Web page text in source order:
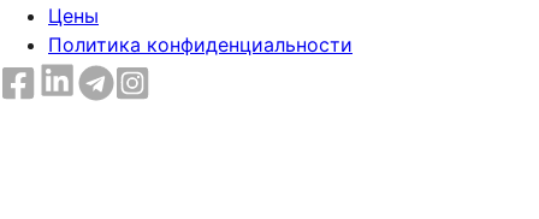
Цены
Политика конфиденциальности